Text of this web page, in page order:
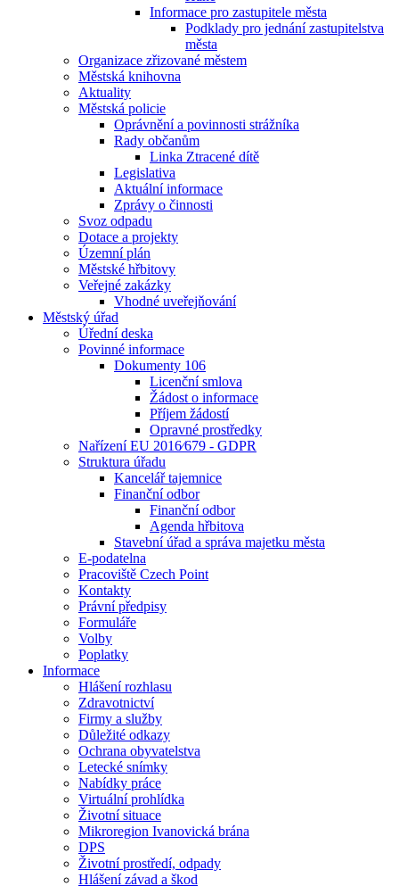
Informace pro zastupitele města
Podklady pro jednání zastupitelstva
města
Organizace zřizované městem
Městská knihovna
Aktuality
Městská policie
Oprávnění a povinnosti strážníka
Rady občanům
Linka Ztracené dítě
Legislativa
Aktuální informace
Zprávy o činnosti
Svoz odpadu
Dotace a projekty
Územní plán
Městské hřbitovy
Veřejné zakázky
Vhodné uveřejňování
Městský úřad
Úřední deska
Povinné informace
Dokumenty 106
Licenční smlova
Žádost o informace
Příjem žádostí
Opravné prostředky
Nařízení EU 2016⁄679 - GDPR
Struktura úřadu
Kancelář tajemnice
Finanční odbor
Finanční odbor
Agenda hřbitova
Stavební úřad a správa majetku města
E-podatelna
Pracoviště Czech Point
Kontakty
Právní předpisy
Formuláře
Volby
Poplatky
Informace
Hlášení rozhlasu
Zdravotnictví
Firmy a služby
Důležité odkazy
Ochrana obyvatelstva
Letecké snímky
Nabídky práce
Virtuální prohlídka
Životní situace
Mikroregion Ivanovická brána
DPS
Životní prostředí, odpady
Hlášení závad a škod